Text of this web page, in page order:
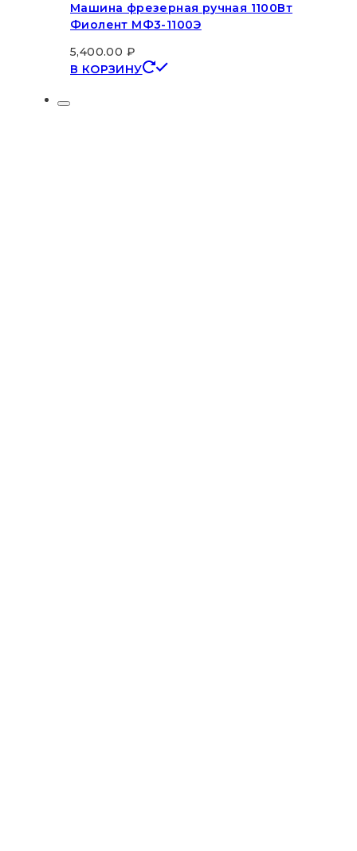
Машина фрезерная ручная 1100Вт
Фиолент МФ3-1100Э
5,400.00 ₽
В КОРЗИНУ